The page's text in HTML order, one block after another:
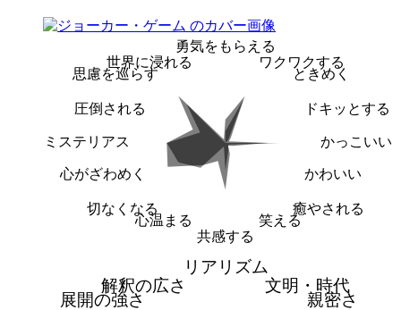
勇気をもらえる
ワクワクする
ときめく
ドキッとする
かっこいい
かわいい
癒やされる
笑える
共感する
心温まる
切なくなる
心がざわめく
ミステリアス
圧倒される
思慮を巡らす
世界に浸れる
リアリズム
文明・時代
親密さ
展開の強さ
解釈の広さ